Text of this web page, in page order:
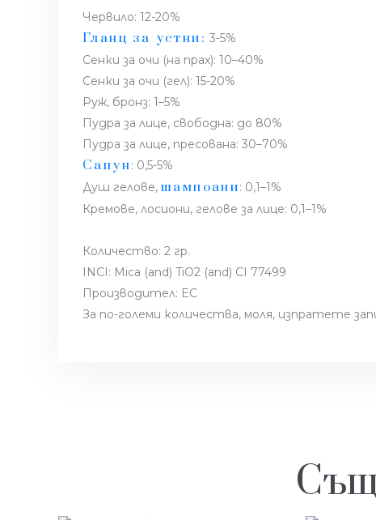
Червило: 12-20%
Гланц за устни: 3-5%
Сенки за очи (на прах): 10–40%
Сенки за очи (гел): 15-20%
Руж, бронз: 1–5%
Пудра за лице, свободна: до 80%
Пудра за лице, пресована: 30–70%
Сапун: 0,5-5%
Душ гелове, шампоани: 0,1–1%
Кремове, лосиони, гелове за лице: 0,1–1%
Количество: 2 гр.
INCI: Mica (and) TiO2 (and) CI 77499
Производител: EC
За по-големи количества, моля, изпратете